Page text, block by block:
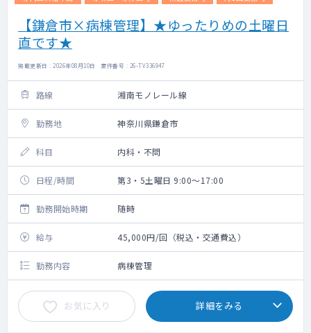
【鎌倉市×病棟管理】★ゆったりめの土曜日
直です★
掲載更新日 : 2026年08月10日 案件番号 : 26-TV336947
路線 湘南モノレール線
勤務地 神奈川県鎌倉市
科目 内科・不問
日程/時間 第3・5土曜日 9:00～17:00
勤務開始時期 随時
給与 45,000円/回（税込・交通費込）
勤務内容 病棟管理
お気に入り 詳細をみる